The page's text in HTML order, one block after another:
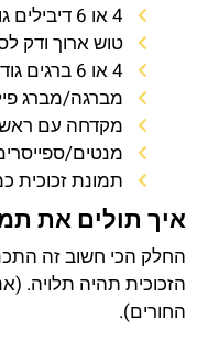
4 או 6 דיבילים גודל 7
טוש ארוך ודק
4 או 6 ברגים גודל 7
מברגה/מברג
מקדחה עם ראש
מנטים/
תמונת זכוכית
איך תולים את
החלק הכי חשוב זה
הזכוכית תהיה תלויה.
החורים).